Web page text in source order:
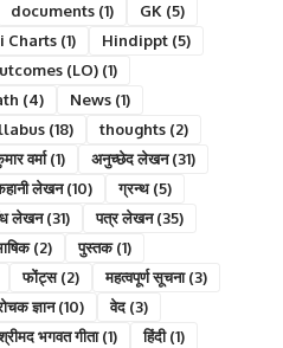
documents(1) GK (5)
Charts(1) Hindippt(5)
(LO)(1)
(4) News(1)
(18) thoughts(2)
वर्मा(1) अनुच्छेद लेखन(31)
लेखन(10) ग्रन्थ(5)
लेखन(31) पत्र लेखन(35)
(2) पुस्तक(1)
फोंट्स(2) महत्वपूर्ण सूचना(3)
ज्ञान(10) वेद(3)
भगवत गीता(1) हिंदी(1)